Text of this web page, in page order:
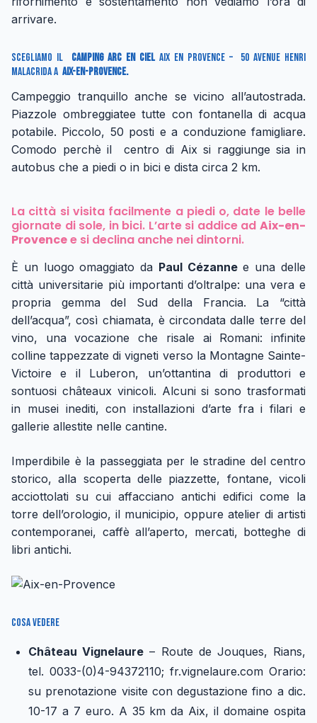
arrivare.
Scegliamo il Camping Arc en CielAix en Provence – 50 Avenue Henri
Malacrida a Aix-en-Provence.
Campeggio tranquillo anche se vicino all’autostrada.
Piazzole ombreggiatee tutte con fontanella di acqua
potabile. Piccolo, 50 posti e a conduzione famigliare.
Comodo perchè il centro di Aix si raggiunge sia in
autobus che a piedi o in bici e dista circa 2 km.
La città si visita facilmente a piedi o, date le belle
giornate di sole, in bici. L’arte si addice ad Aix-en-
Provencee si declina anche nei dintorni.
È un luogo omaggiato da Paul Cézannee una delle
città universitarie più importanti d’oltralpe: una vera e
propria gemma del Sud della Francia. La “città
dell’acqua”, così chiamata, è circondata dalle terre del
vino, una vocazione che risale ai Romani: infinite
colline tappezzate di vigneti verso la Montagne Sainte-
Victoire e il Luberon, un’ottantina di produttori e
sontuosi châteaux vinicoli. Alcuni si sono trasformati
in musei inediti, con installazioni d’arte fra i filari e
gallerie allestite nelle cantine.
Imperdibile è la passeggiata per le stradine del centro
storico, alla scoperta delle piazzette, fontane, vicoli
acciottolati su cui affacciano antichi edifici come la
torre dell’orologio, il municipio, oppure atelier di artisti
contemporanei, caffè all’aperto, mercati, botteghe di
libri antichi.
Cosa vedere
Château Vignelaure – Route de Jouques, Rians,
tel. 0033-(0)4-94372110; fr.vignelaure.com Orario:
su prenotazione visite con degustazione fino a dic.
10-17 a 7 euro. A 35 km da Aix, il domaine ospita